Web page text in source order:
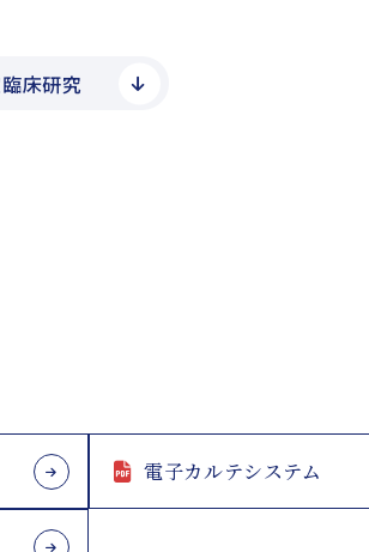
床研究
電子カルテシステム